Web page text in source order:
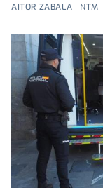
AITOR ZABALA | NTM